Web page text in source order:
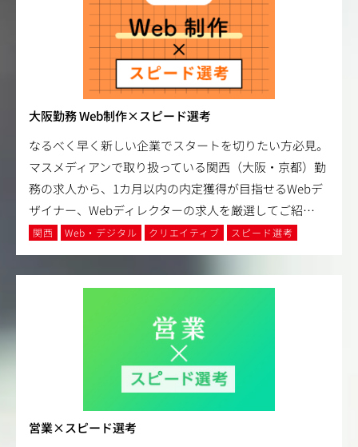
大阪勤務 Web制作×スピード選考
なるべく早く新しい企業でスタートを切りたい方必見。
マスメディアンで取り扱っている関西（大阪・京都）勤
務の求人から、1カ月以内の内定獲得が目指せるWebデ
ザイナー、Webディレクターの求人を厳選してご紹…
関西 Web・デジタル クリエイティブ スピード選考
営業×スピード選考